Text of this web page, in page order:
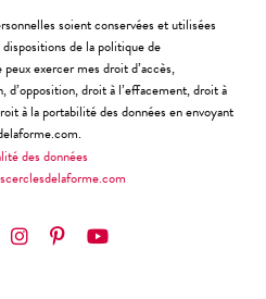
soient conservées et utilisées
de la politique de
exercer mes droit d’accès,
droit à l’effacement, droit à
à la portabilité des données en envoyant
des données